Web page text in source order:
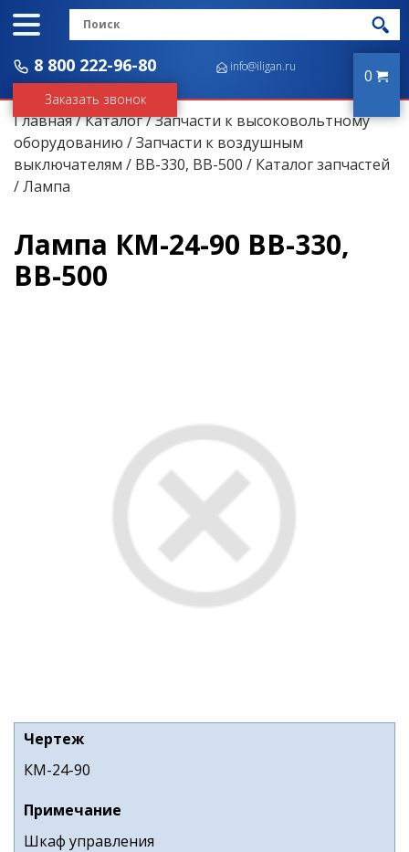
8 800 222-96-80
Заказать звонок
info@iligan.ru 0
Главная/Каталог/Запчасти к высоковольтному
оборудованию /Запчасти к воздушным
выключателям / ВВ-330, ВВ-500 / Каталог запчастей
/ Лампа
Лампа КМ-24-90 ВВ-330,
ВВ-500
Чертеж
КМ-24-90
Примечание
Шкаф управления